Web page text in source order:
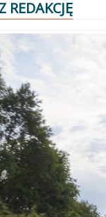
REDAKCJĘ
Poprzedni
Następny